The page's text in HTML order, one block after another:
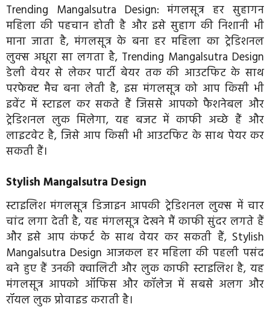
Trending Mangalsutra Design: मंगलसूत्र हर सुहागन
महिला की पहचान होती है और इसे सुहाग की निशानी भी
माना जाता है, मंगलसूत्र के बना हर महिला का ट्रेडिशनल
लुक्स अधूरा सा लगता है, Trending Mangalsutra Design
डेली वेयर से लेकर पार्टी बेयर तक की आउटफिट के साथ
परफेक्ट मैच बना लेती है, इस मंगलसूत्र को आप किसी भी
इवेंट में स्टाइल कर सकते हैं जिससे आपको फैशनेबल और
ट्रेडिशनल लुक मिलेगा, यह बजट में काफी अच्छे हैं और
लाइटवेट है, जिसे आप किसी भी आउटफिट के साथ पेयर कर
सकती हैं।
Stylish Mangalsutra Design
स्टाइलिश मंगलसूत्र डिजाइन आपकी ट्रेडिशनल लुक्स में चार
चांद लगा देती है, यह मंगलसूत्र देखने मैं काफी सुंदर लगते हैं
और इसे आप कंफर्ट के साथ वेयर कर सकती हैं, Stylish
Mangalsutra Design आजकल हर महिला की पहली पसंद
बने हुए हैं उनकी क्वालिटी और लुक काफी स्टाइलिश है, यह
मंगलसूत्र आपको ऑफिस और कॉलेज में सबसे अलग और
रॉयल लुक प्रोवाइड कराती है।